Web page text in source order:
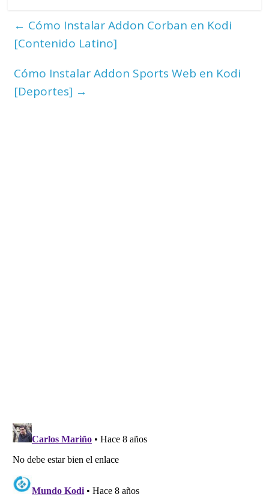
← Cómo Instalar Addon Corban en Kodi
[Contenido Latino]
Cómo Instalar Addon Sports Web en Kodi
[Deportes] →